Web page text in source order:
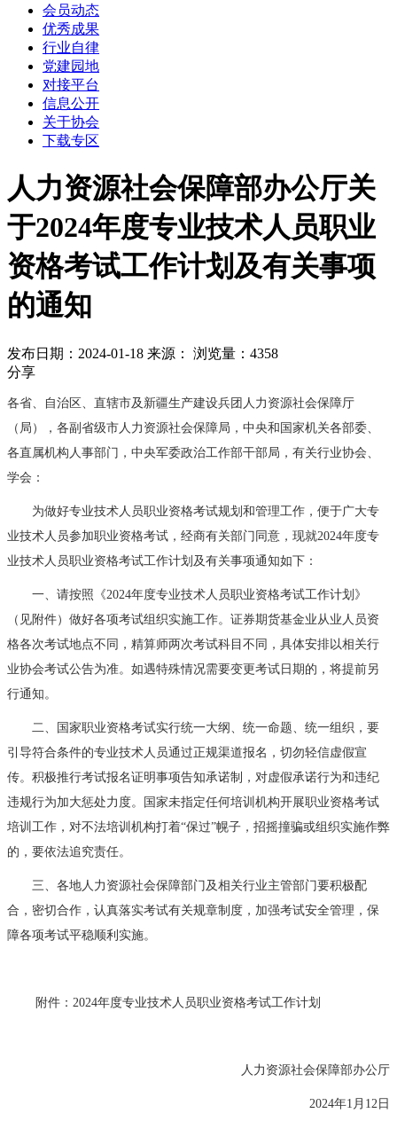
会员动态
优秀成果
行业自律
党建园地
对接平台
信息公开
关于协会
下载专区
人力资源社会保障部办公厅关
于2024年度专业技术人员职业
资格考试工作计划及有关事项
的通知
发布日期：2024-01-18 来源：
浏览量：4358
分享
各省、自治区、直辖市及新疆生产建设兵团人力资源社会保障厅
（局），各副省级市人力资源社会保障局，中央和国家机关各部委、
各直属机构人事部门，中央军委政治工作部干部局，有关行业协会、
学会：
为做好专业技术人员职业资格考试规划和管理工作，便于广大专
业技术人员参加职业资格考试，经商有关部门同意，现就2024年度专
业技术人员职业资格考试工作计划及有关事项通知如下：
一、请按照《2024年度专业技术人员职业资格考试工作计划》
（见附件）做好各项考试组织实施工作。证券期货基金业从业人员资
格各次考试地点不同，精算师两次考试科目不同，具体安排以相关行
业协会考试公告为准。如遇特殊情况需要变更考试日期的，将提前另
行通知。
二、国家职业资格考试实行统一大纲、统一命题、统一组织，要
引导符合条件的专业技术人员通过正规渠道报名，切勿轻信虚假宣
传。积极推行考试报名证明事项告知承诺制，对虚假承诺行为和违纪
违规行为加大惩处力度。国家未指定任何培训机构开展职业资格考试
培训工作，对不法培训机构打着“保过”幌子，招摇撞骗或组织实施作弊
的，要依法追究责任。
三、各地人力资源社会保障部门及相关行业主管部门要积极配
合，密切合作，认真落实考试有关规章制度，加强考试安全管理，保
障各项考试平稳顺利实施。
附件：2024年度专业技术人员职业资格考试工作计划
人力资源社会保障部办公厅
2024年1月12日